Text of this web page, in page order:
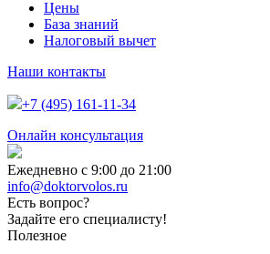
Цены
База знаний
Налоговый вычет
Наши контакты
+7 (495) 161-11-34
Онлайн консультация
Ежедневно с 9:00 до 21:00
info@doktorvolos.ru
Есть вопрос?
Задайте его специалисту!
Полезное